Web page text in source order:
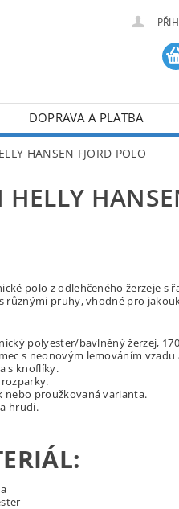
DOPRAVA A PLATBA
HANSEN FJORD POLO
polo z odlehčeného žerzeje s
různými pruhy, vhodné pro
polyester/bavlněný žerzej,
s neonovým lemováním vzadu
s knoflíky.
nebo proužkovaná varianta.
hrudi.